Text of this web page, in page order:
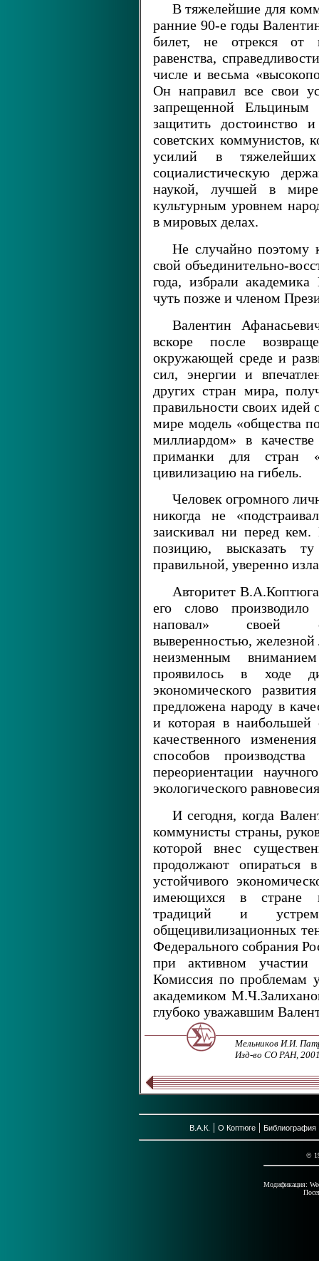
В тяжелейшие для
ранние 90-е годы
билет, не отрекся от
равенства,
числе и весьма
Он направил все свои
запрещенной Ельциным
защитить достоинство
советских коммунистов,
усилий в
социалистическую
наукой, лучшей в мире
культурным уровнем
в мировых делах.
Не случайно поэтому
свой объединительно-
года, избрали
чуть позже и членом
Валентин
вскоре после
окружающей среде и
сил, энергии и
других стран мира,
правильности своих
мире модель «общества
миллиардом» в
приманки для стран
цивилизацию на гибель.
Человек огромного
никогда не
заискивал ни перед
позицию, высказать
правильной, уверенно
Авторитет
его слово производило
наповал» своей
выверенностью,
неизменным
проявилось в ходе
экономического
предложена народу в
и которая в наибольшей
качественного
способов
переориентации
экологического
И сегодня, когда
коммунисты страны,
которой внес
продолжают опираться
устойчивого
имеющихся в стране
традиций и
общецивилизационных
Федерального собрания
при активном
Комиссия по проблемам
академиком
глубоко уважавшим
Мельников И.И.
Изд-во СО РАН,
В.А.К. | О Коптюге | Библиография
©
Модификация: